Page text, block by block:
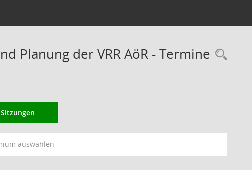
Planung der VRR AöR - Termine
Sitzungen
auswählen